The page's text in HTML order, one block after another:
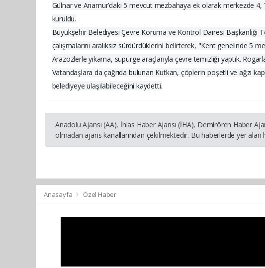
Gülnar ve Anamur’daki 5 mevcut mezbahaya ek olarak merkezde 4,
kuruldu.
Büyükşehir Belediyesi Çevre Koruma ve Kontrol Dairesi
çalışmalarını aralıksız sürdürdüklerini belirterek, "Kent genelinde
Arazözlerle yıkama, süpürge araçlarıyla çevre temizliği yaptık.
Vatandaşlara da çağrıda bulunan Kutkan, çöplerin poşetli ve ağzı
belediyeye ulaşılabileceğini kaydetti.
Anadolu Ajansı (AA), İhlas Haber Ajansı (İHA), Demirören Haber
olmadan ajans kanallarından çekilmektedir. Bu haberlerde yer
Anasayfa Özel Haber